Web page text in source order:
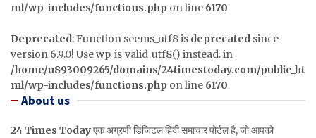
ml/wp-includes/functions.php on line 6170
Deprecated: Function seems_utf8 is deprecated since
version 6.9.0! Use wp_is_valid_utf8() instead. in
/home/u893009265/domains/24timestoday.com/public_ht
ml/wp-includes/functions.php on line 6170
About us
24 Times Todayएक अग्रणी डिजिटल हिंदी समाचार पोर्टल है, जो आपको